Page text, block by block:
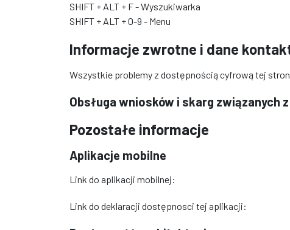
SHIFT + ALT + F - Wyszukiwarka
SHIFT + ALT + 0-9 - Menu
Informacje zwrotne i dane
Wszystkie problemy z dostępnością cyfrową tej
Obsługa wniosków i skarg związanych
Pozostałe informacje
Aplikacje mobilne
Link do aplikacji mobilnej:
Link do deklaracji dostępnosci tej aplikacji: